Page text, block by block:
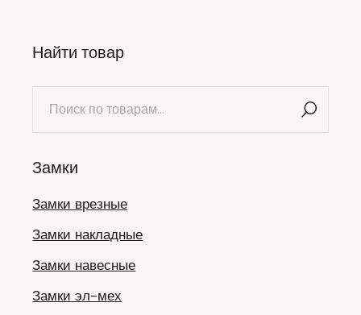
Найти товар
Замки
Замки врезные
Замки накладные
Замки навесные
Замки эл-мех